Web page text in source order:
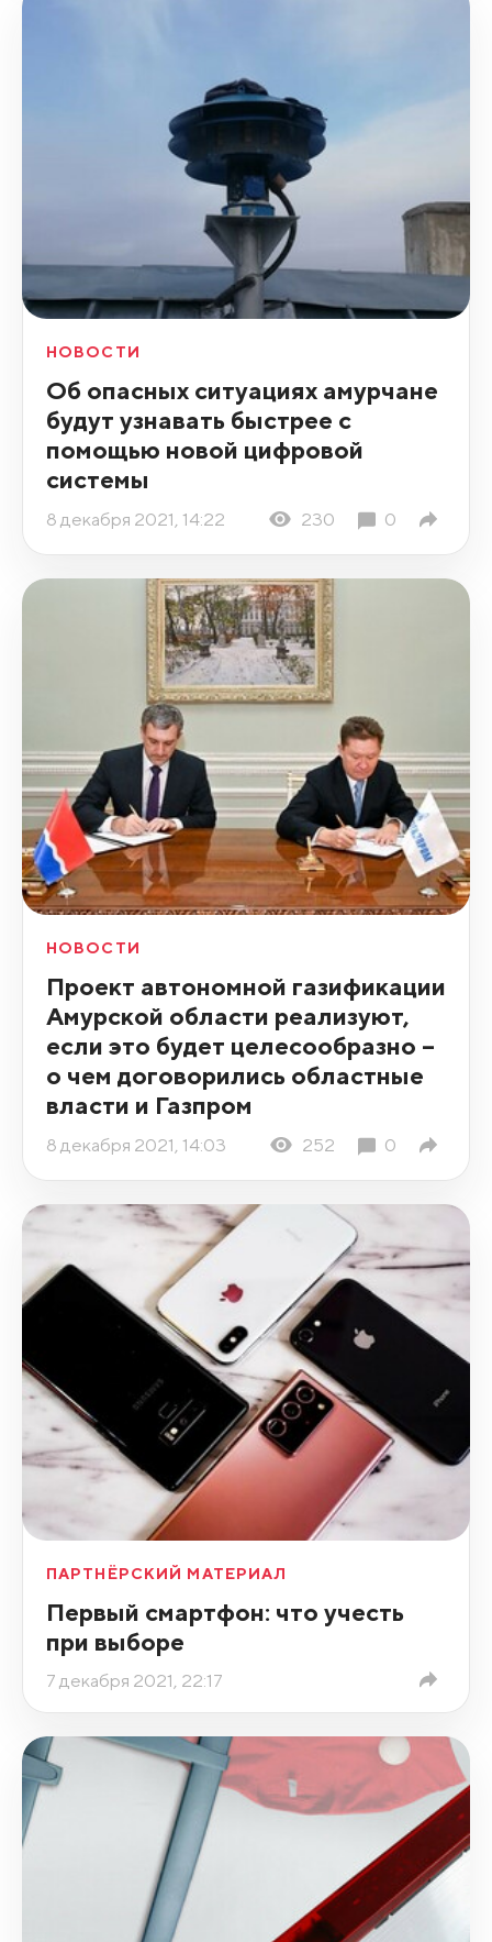
НОВОСТИ
Об опасных ситуациях амурчане
будут узнавать быстрее с
помощью новой цифровой
системы
8 декабря 2021, 14:22 230 0
НОВОСТИ
Проект автономной газификации
Амурской области реализуют,
если это будет целесообразно –
о чем договорились областные
власти и Газпром
8 декабря 2021, 14:03 252 0
ПАРТНЁРСКИЙ МАТЕРИАЛ
Первый смартфон: что учесть
при выборе
7 декабря 2021, 22:17